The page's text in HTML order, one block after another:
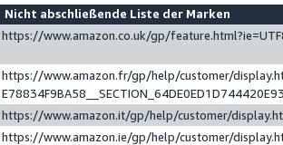
Nicht abschließende Liste der Marken
https://www.amazon.co.uk/gp/
https://www.amazon.fr/gp/help/customer/
https://www.amazon.it/gp/help/customer/
https://www.amazon.ie/gp/help/customer/